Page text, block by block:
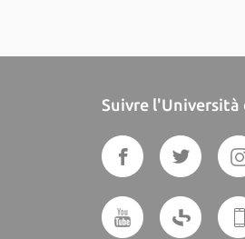
Suivre l'Università